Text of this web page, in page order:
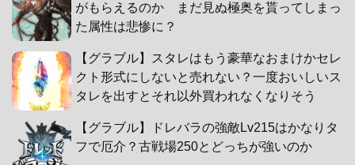
がもらえるのか まだ見ぬ極奥を貰ってしまっ
た属性は悲惨に？
【グラブル】スタレはもう豪華なおまけかセレ
クト形式にしないと売れない？一度おいしいス
タレを出すとそれ以外買われなくなりそう
【グラブル】ドレバラの強敵Lv215はかなりタ
フで厄介？古戦場250とどっちが強いのか